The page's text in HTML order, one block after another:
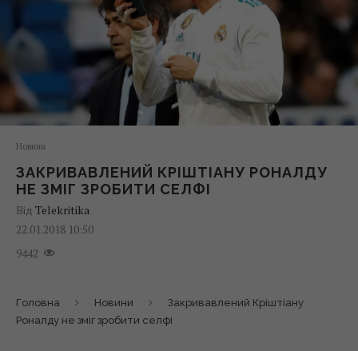
Новини
ЗАКРИВАВЛЕНИЙ КРІШТІАНУ РОНАЛДУ
НЕ ЗМІГ ЗРОБИТИ СЕЛФІ
Від Telekritika
22.01.2018 10:50
9442
Головна Новини
Закривавлений Кріштіану
Роналду не зміг зробити селфі